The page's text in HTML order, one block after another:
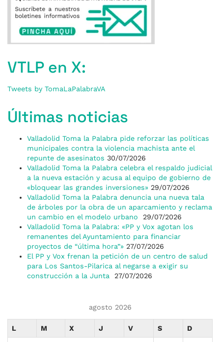
VTLP en X:
Tweets by TomaLaPalabraVA
Últimas noticias
Valladolid Toma la Palabra pide reforzar las políticas
municipales contra la violencia machista ante el
repunte de asesinatos 30/07/2026
Valladolid Toma la Palabra celebra el respaldo judicial
a la nueva estación y acusa al equipo de gobierno de
«bloquear las grandes inversiones» 29/07/2026
Valladolid Toma la Palabra denuncia una nueva tala
de árboles por la obra de un aparcamiento y reclama
un cambio en el modelo urbano
29/07/2026
Valladolid Toma la Palabra: «PP y Vox agotan los
remanentes del Ayuntamiento para financiar
proyectos de “última hora”» 27/07/2026
El PP y Vox frenan la petición de un centro de salud
para Los Santos-Pilarica al negarse a exigir su
construcción a la Junta
27/07/2026
agosto 2026
L M X J V S D